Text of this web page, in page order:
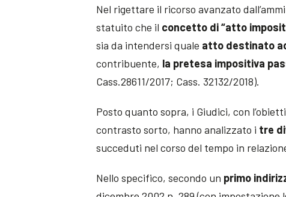
Nel rigettare il ricorso avanzato
statuito che il concetto di “atto
sia da intendersi quale atto destinato
contribuente, la pretesa impositiva
Cass.28611/2017; Cass. 32132/2018).
Posto quanto sopra, i Giudici, con
contrasto sorto, hanno analizzato i tre
succeduti nel corso del tempo in
Nello specifico, secondo un primo